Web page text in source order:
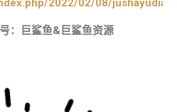
2022/02/08/
：巨鲨鱼&巨鲨鱼资源